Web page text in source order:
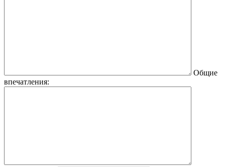
Общие
впечатления: